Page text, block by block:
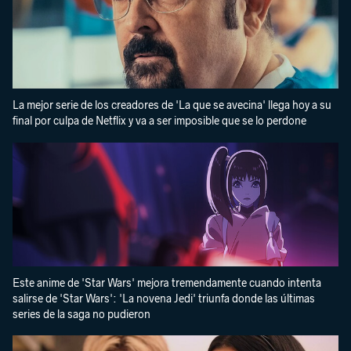
La mejor serie de los creadores de 'La que se avecina' llega hoy a su
final por culpa de Netflix y va a ser imposible que se lo perdone
Este anime de 'Star Wars' mejora tremendamente cuando intenta
salirse de 'Star Wars': 'La novena Jedi' triunfa donde las últimas
series de la saga no pudieron